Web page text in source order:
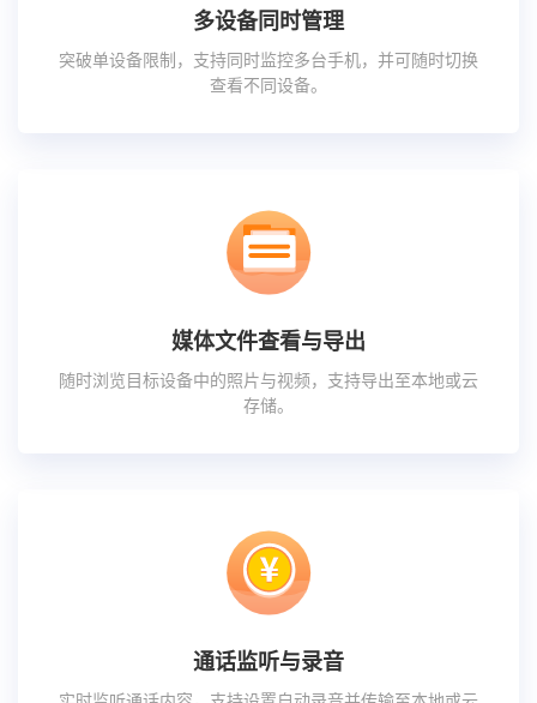
多设备同时管理
突破单设备限制，支持同时监控多台手机，并可随时切换
查看不同设备。
媒体文件查看与导出
随时浏览目标设备中的照片与视频，支持导出至本地或云
存储。
通话监听与录音